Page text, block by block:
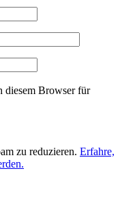
diesem Browser für
zu reduzieren. Erfahre,